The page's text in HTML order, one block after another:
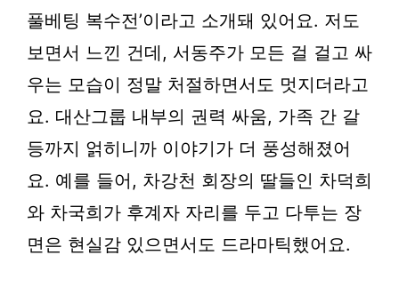
풀베팅 복수전’이라고 소개돼 있어요. 저도
보면서 느낀 건데, 서동주가 모든 걸 걸고 싸
우는 모습이 정말 처절하면서도 멋지더라고
요. 대산그룹 내부의 권력 싸움, 가족 간 갈
등까지 얽히니까 이야기가 더 풍성해졌어
요. 예를 들어, 차강천 회장의 딸들인 차덕희
와 차국희가 후계자 자리를 두고 다투는 장
면은 현실감 있으면서도 드라마틱했어요.